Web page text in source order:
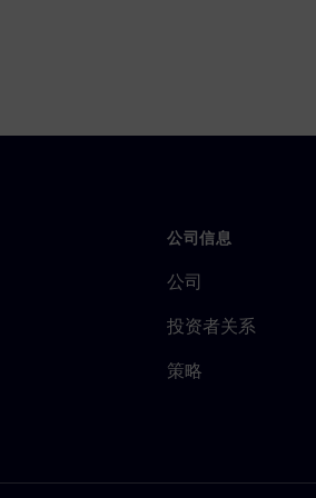
公司信息
公司
投资者关系
策略